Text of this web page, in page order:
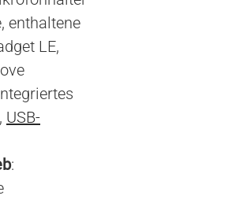
enthaltene
LE,
USB-
: